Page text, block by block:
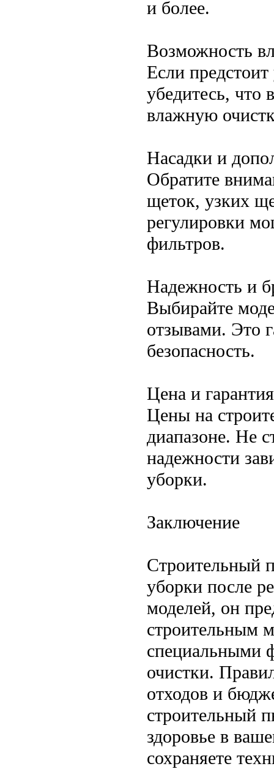
и более.
Возможность
Если
убедитесь, что
влажную
Насадки и
Обратите
щеток, узких
регулировки
фильтров.
Надежность и
Выбирайте
отзывами. Это
безопасность.
Цена и
Цены на
диапазоне. Не
надежности
уборки.
Заключение
Строительный
уборки после
моделей, он
строительным
специальными
очистки.
отходов и
строительный
здоровье в
сохраняете